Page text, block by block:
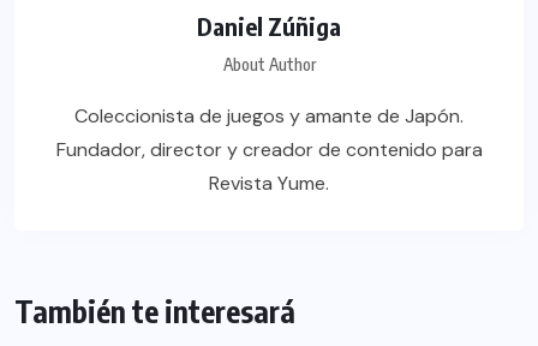
Daniel Zúñiga
About Author
Coleccionista de juegos y amante de Japón.
Fundador, director y creador de contenido para
Revista Yume.
También te interesará